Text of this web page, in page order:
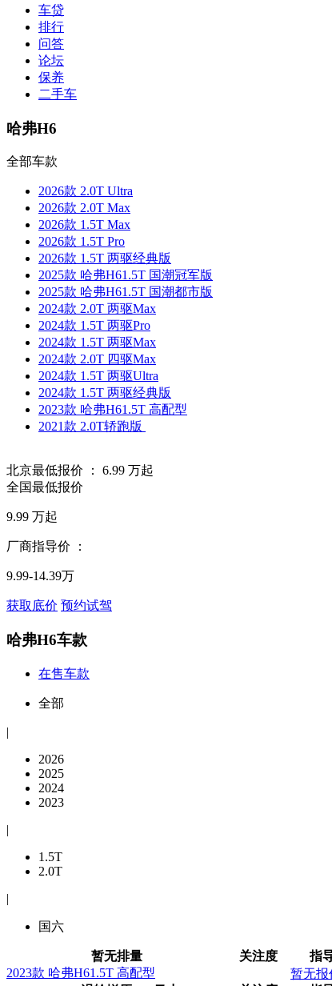
车贷
排行
问答
论坛
保养
二手车
哈弗H6
全部车款
2026款 2.0T Ultra
2026款 2.0T Max
2026款 1.5T Max
2026款 1.5T Pro
2026款 1.5T 两驱经典版
2025款 哈弗H61.5T 国潮冠军版
2025款 哈弗H61.5T 国潮都市版
2024款 2.0T 两驱Max
2024款 1.5T 两驱Pro
2024款 1.5T 两驱Max
2024款 2.0T 四驱Max
2024款 1.5T 两驱Ultra
2024款 1.5T 两驱经典版
2023款 哈弗H61.5T 高配型
2021款 2.0T轿跑版
北京最低报价 ： 6.99 万起
全国最低报价
9.99 万起
厂商指导价 ：
9.99-14.39万
获取底价 预约试驾
哈弗H6车款
在售车款
全部
|
2026
2025
2024
2023
|
1.5T
2.0T
|
国六
暂无排量 关注度 指
2023款 哈弗H61.5T 高配型
暂无报